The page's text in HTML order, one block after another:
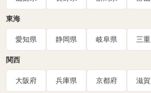
東海
愛知県 静岡県 岐阜県 三
関西
大阪府 兵庫県 京都府 滋